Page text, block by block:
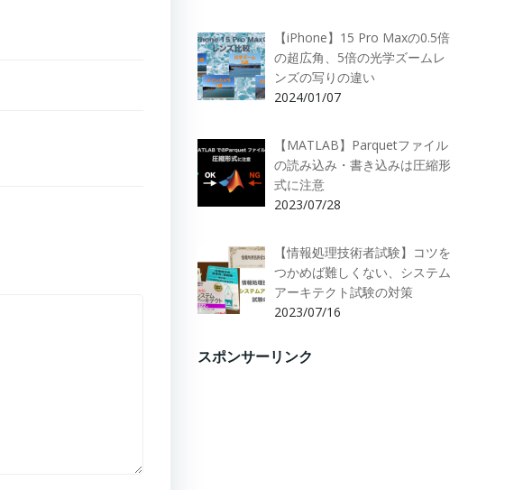
【iPhone】15 Pro Maxの0.5倍
の超広角、5倍の光学ズームレ
ンズの写りの違い
2024/01/07
【MATLAB】Parquetファイル
の読み込み・書き込みは圧縮形
式に注意
2023/07/28
【情報処理技術者試験】コツを
つかめば難しくない、システム
アーキテクト試験の対策
2023/07/16
スポンサーリンク